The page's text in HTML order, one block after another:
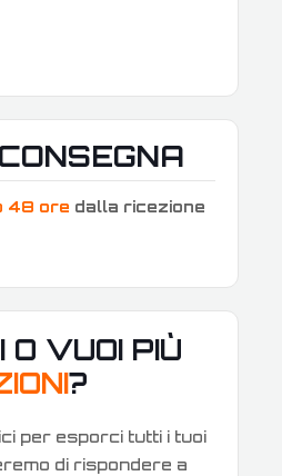
48 ore dalla ricezione
O VUOI PIÙ
?
per esporci tutti i tuoi
di rispondere a